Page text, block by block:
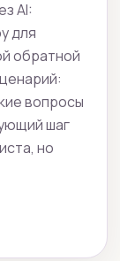
AI:
для
обратной
вопросы
шаг
но